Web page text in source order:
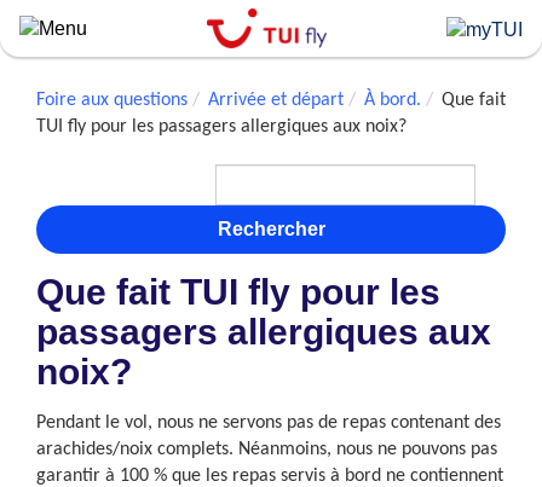
Skip
to
contentFoire aux questions Arrivée et départ À bord.
Que fait
TUI fly pour les passagers allergiques aux noix?
Rechercher
Que fait TUI fly pour les
passagers allergiques aux
noix?
Pendant le vol, nous ne servons pas de repas contenant des
arachides/noix complets. Néanmoins, nous ne pouvons pas
garantir à 100 % que les repas servis à bord ne contiennent